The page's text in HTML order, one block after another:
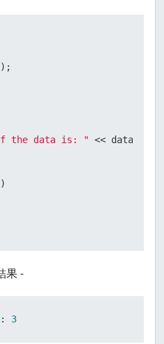
the data is: " << data<<
果 -
3